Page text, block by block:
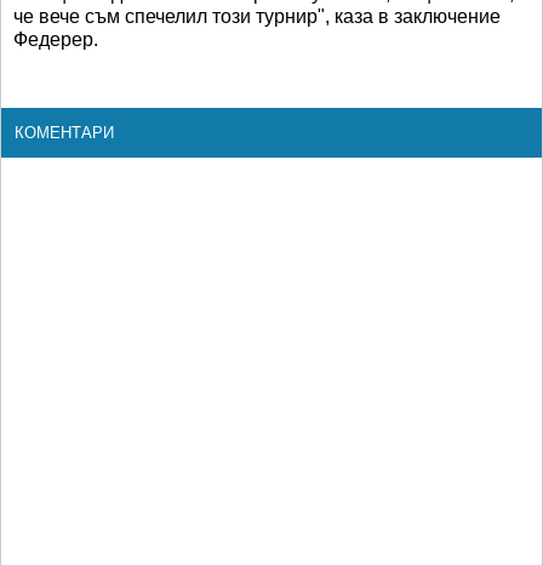
че вече съм спечелил този турнир", каза в заключение
Федерер.
КОМЕНТАРИ